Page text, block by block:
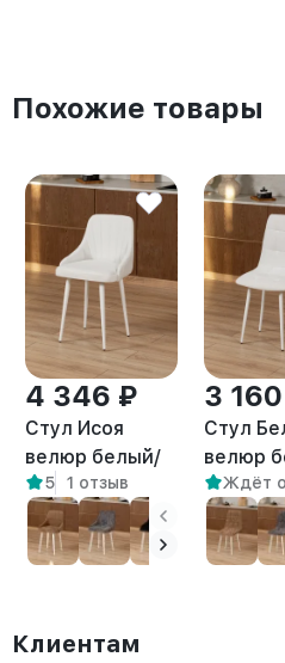
Похожие товары
4 346 ₽
Стул Исоя
велюр белый/
белый
5 1 отзыв
3
Стул
велюр
белый
Ждёт
Клиентам